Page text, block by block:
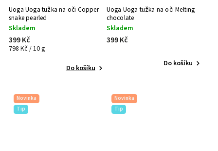
Uoga Uoga tužka na oči Copper
snake pearled
Skladem
399 Kč
798 Kč / 10 g
Do košíku
Uoga Uoga tužka na oči Melting
chocolate
Skladem
399 Kč
Do košíku
Novinka
Tip
Novinka
Tip